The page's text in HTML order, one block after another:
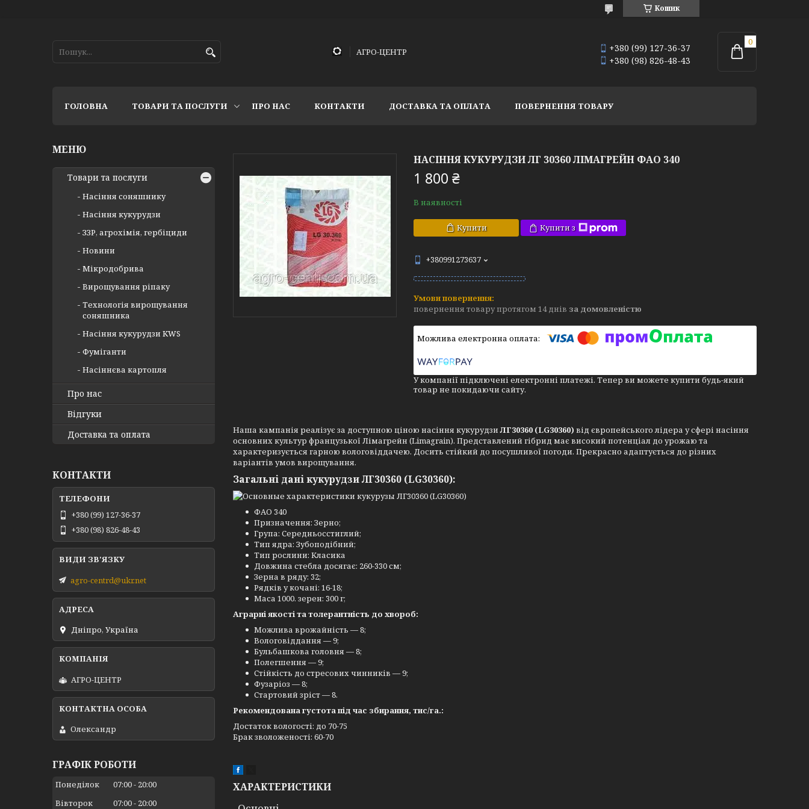
Кошик
АГРО-ЦЕНТР
+380 (99) 127-36-37
+380 (98) 826-48-43
ГОЛОВНА ТОВАРИ ТА ПОСЛУГИ ПРО НАС КОНТАКТИ ДОСТАВКА ТА ОПЛАТА ПОВЕРНЕННЯ ТОВАРУ
НАСІННЯ КУКУРУДЗИ ЛГ 30360 ЛІМАГРЕЙН ФАО 340
1 800 ₴
В наявності
Купити Купити з
+380991273637
повернення товару протягом 14 днів за домовленістю
У компанії підключені електронні платежі. Тепер ви можете купити будь-який
товар не покидаючи сайту.
Наша кампанія реалізує за доступною ціною насіння кукурудзиЛГ30360 (LG30360) від європейського лідера у сфері насіння
основних культур французької Лімагрейн (Limagrain). Представлений гібрид має високий потенціал до урожаю та
характеризується гарною вологовіддачею. Досить стійкий до посушливої погоди. Прекрасно адаптується до різних
варіантів умов вирощування.
Загальні дані кукурудзи ЛГ30360 (LG30360):
ФАО 340
Призначення: Зерно;
Група: Середньосстиглий;
Тип ядра: Зубоподібний;
Тип рослини: Класика
Довжина стебла досягає: 260-330 см;
Зерна в ряду: 32;
Рядків у кочані: 16-18;
Маса 1000. зерен: 300 г;
Аграрні якості та толерантність до хвороб:
Можлива врожайність — 8;
Вологовіддання — 9;
Бульбашкова головня — 8;
Полегшення — 9;
Стійкість до стресових чинників — 9;
Фузаріоз — 8;
Стартовий зріст — 8.
Рекомендована густота під час збирання, тис/га.:
Достаток вологості: до 70-75
Брак зволоженості: 60-70
ХАРАКТЕРИСТИКИ
Товари та послуги
Насіння соняшнику
Насіння кукурудзи
ЗЗР, агрохімія, гербіциди
Новини
Мікродобрива
Вирощування ріпаку
Технологія вирощування
соняшника
Насіння кукурудзи KWS
Фуміганти
Насіннєва картопля
Про нас
Відгуки
Доставка та оплата
КОНТАКТИ
+380 (99) 127-36-37
+380 (98) 826-48-43
agro-centrd@ukr.net
Дніпро, Україна
АГРО-ЦЕНТР
Олександр
ГРАФІК РОБОТИ
Понеділок 07:00
20:00
Вівторок
07:00 20:00